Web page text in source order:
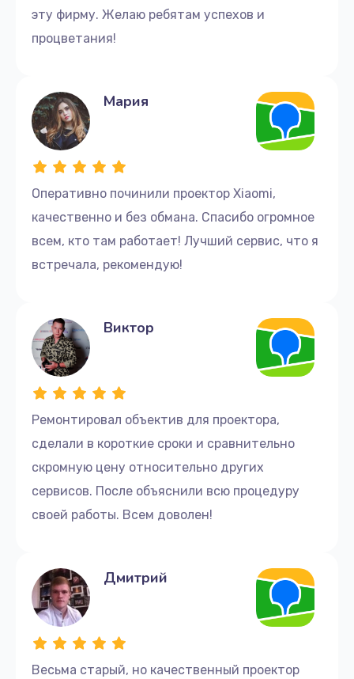
эту фирму. Желаю ребятам успехов и
процветания!
Оперативно починили проектор Xiaomi,
качественно и без обмана. Спасибо огромное
всем, кто там работает! Лучший сервис, что я
встречала, рекомендую!
Мария
Ремонтировал объектив для проектора,
сделали в короткие сроки и сравнительно
скромную цену относительно других
сервисов. После объяснили всю процедуру
своей работы. Всем доволен!
Виктор
Весьма старый, но качественный проектор
Дмитрий